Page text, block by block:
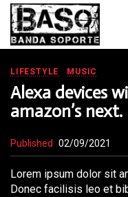
LIFESTYLE MUSIC
Alexa devices
amazon’s next.
Published 02/09/2021
Lorem ipsum dolor sit
Donec facilisis leo et